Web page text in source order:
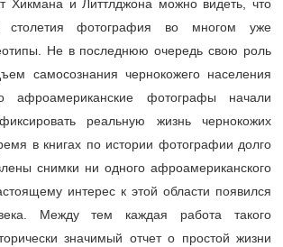
Хикмана и Литтлджона можно видеть, что
фотография во многом уже
Не в последнюю очередь свою роль
самосознания чернокожего населения
фотографы начали
реальную жизнь чернокожих
в книгах по истории фотографии долго
снимки ни одного афроамериканского
интерес к этой области появился
Между тем каждая работа такого
значимый отчет о простой жизни